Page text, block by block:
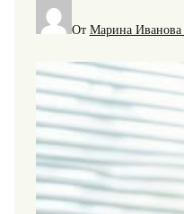
От Марина Иванова